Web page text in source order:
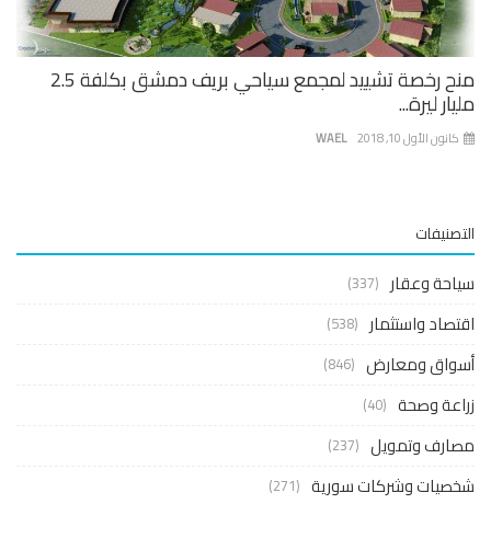
منح رخصة تشييد لمجمع سياحي بريف دمشق بكلفة 2.5
ليرة...
WAEL الأول 10, 2018
وعقار (337)
واستثمار (538)
ومعارض (846)
وصحة (40)
وتمويل (237)
وشركات سورية (271)